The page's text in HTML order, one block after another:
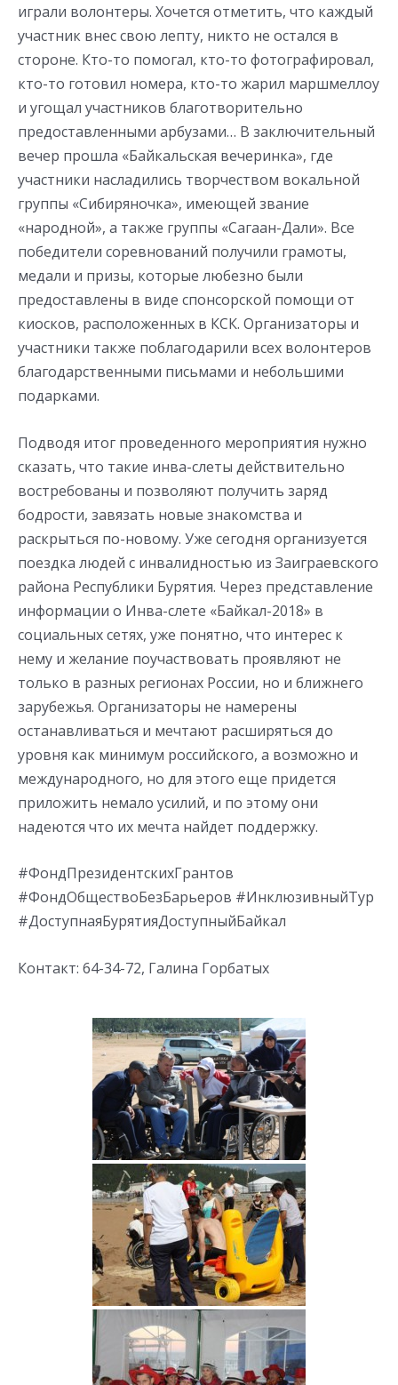
играли волонтеры. Хочется отметить, что каждый
участник внес свою лепту, никто не остался в
стороне. Кто-то помогал, кто-то фотографировал,
кто-то готовил номера, кто-то жарил маршмеллоу
и угощал участников благотворительно
предоставленными арбузами… В заключительный
вечер прошла «Байкальская вечеринка», где
участники насладились творчеством вокальной
группы «Сибиряночка», имеющей звание
«народной», а также группы «Сагаан-Дали». Все
победители соревнований получили грамоты,
медали и призы, которые любезно были
предоставлены в виде спонсорской помощи от
киосков, расположенных в КСК. Организаторы и
участники также поблагодарили всех волонтеров
благодарственными письмами и небольшими
подарками.
Подводя итог проведенного мероприятия нужно
сказать, что такие инва-слеты действительно
востребованы и позволяют получить заряд
бодрости, завязать новые знакомства и
раскрыться по-новому. Уже сегодня организуется
поездка людей с инвалидностью из Заиграевского
района Республики Бурятия. Через представление
информации о Инва-слете «Байкал-2018» в
социальных сетях, уже понятно, что интерес к
нему и желание поучаствовать проявляют не
только в разных регионах России, но и ближнего
зарубежья. Организаторы не намерены
останавливаться и мечтают расширяться до
уровня как минимум российского, а возможно и
международного, но для этого еще придется
приложить немало усилий, и по этому они
надеются что их мечта найдет поддержку.
#ФондПрезидентскихГрантов
#ФондОбществоБезБарьеров #ИнклюзивныйТур
#ДоступнаяБурятияДоступныйБайкал
Контакт: 64-34-72, Галина Горбатых